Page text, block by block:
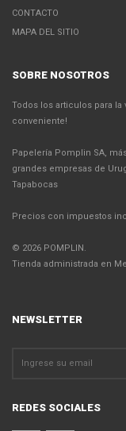
CONTACTO
MAPA DEL SITIO
SOBRE NOSOTROS
Todos los articulos para
conveniente!
Papelería Pomplin SA,
grandes empresas de
Tapabocas
Precios con impuestos
© 2026 POMPLIN.
Tienda administrada en
NEWSLETTER
REDES SOCIALES